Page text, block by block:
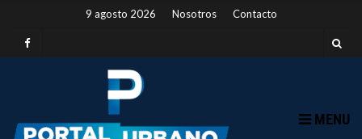
9 agosto 2026 Nosotros Contacto
MENU